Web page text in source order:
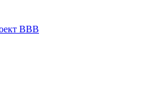
BBB